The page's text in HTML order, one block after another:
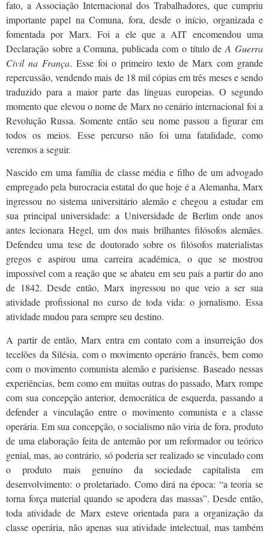
fato, a Associação Internacional dos Trabalhadores, que cumpriu
importante papel na Comuna, fora, desde o início, organizada e
fomentada por Marx. Foi a ele que a AIT encomendou uma
Declaração sobre a Comuna, publicada com o título deA Guerra
Civil na França. Esse foi o primeiro texto de Marx com grande
repercussão, vendendo mais de 18 mil cópias em três meses e sendo
traduzido para a maior parte das línguas europeias. O segundo
momento que elevou o nome de Marx no cenário internacional foi a
Revolução Russa. Somente então seu nome passou a figurar em
todos os meios. Esse percurso não foi uma fatalidade, como
veremos a seguir.
Nascido em uma família de classe média e filho de um advogado
empregado pela burocracia estatal do que hoje é a Alemanha, Marx
ingressou no sistema universitário alemão e chegou a estudar em
sua principal universidade: a Universidade de Berlim onde anos
antes lecionara Hegel, um dos mais brilhantes filósofos alemães.
Defendeu uma tese de doutorado sobre os filósofos materialistas
gregos e aspirou uma carreira acadêmica, o que se mostrou
impossível com a reação que se abateu em seu país a partir do ano
de 1842. Desde então, Marx ingressou no que veio a ser sua
atividade profissional no curso de toda vida: o jornalismo. Essa
atividade mudou para sempre seu destino.
A partir de então, Marx entra em contato com a insurreição dos
tecelões da Silésia, com o movimento operário francês, bem como
com o movimento comunista alemão e parisiense. Baseado nessas
experiências, bem como em muitas outras do passado, Marx rompe
com sua concepção anterior, democrática de esquerda, passando a
defender a vinculação entre o movimento comunista e a classe
operária. Em sua concepção, o socialismo não viria de fora, produto
de uma elaboração feita de antemão por um reformador ou teórico
genial, mas, ao contrário, só poderia ser realizado se vinculado com
o produto mais genuíno da sociedade capitalista em
desenvolvimento: o proletariado. Como dirá na época: “a teoria se
torna força material quando se apodera das massas”. Desde então,
toda atividade de Marx esteve orientada para a organização da
classe operária, não apenas sua atividade intelectual, mas também